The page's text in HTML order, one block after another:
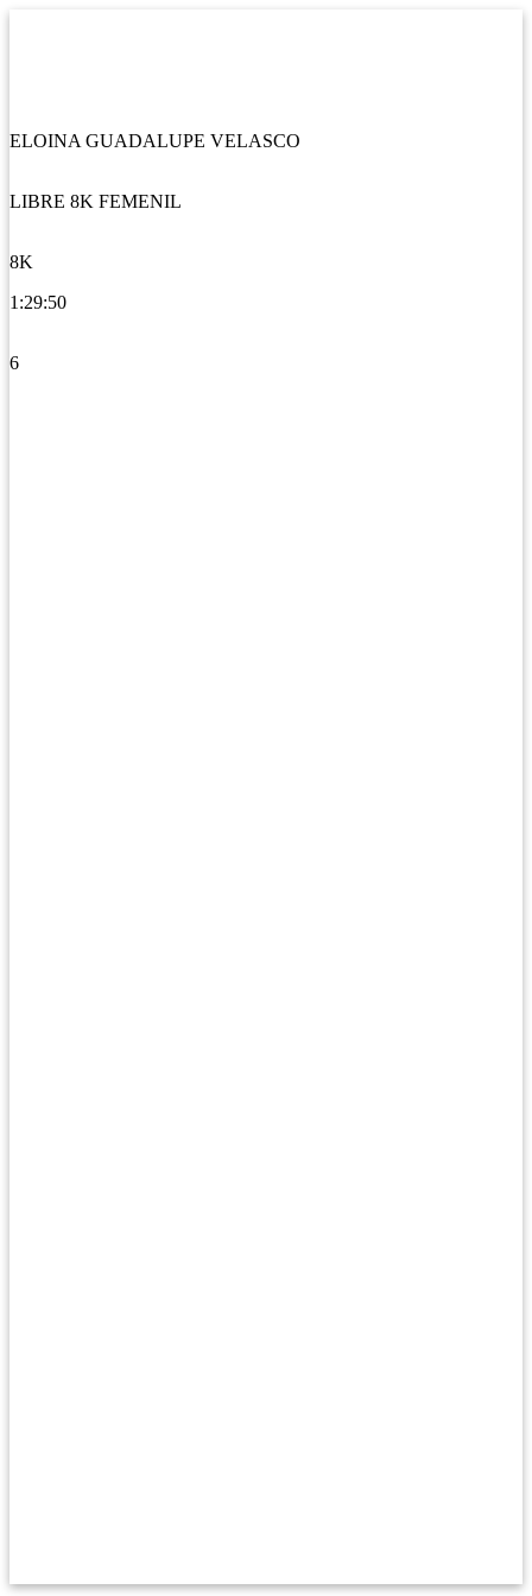
ELOINA GUADALUPE VELASCO
LIBRE 8K FEMENIL
8K
1:29:50
6